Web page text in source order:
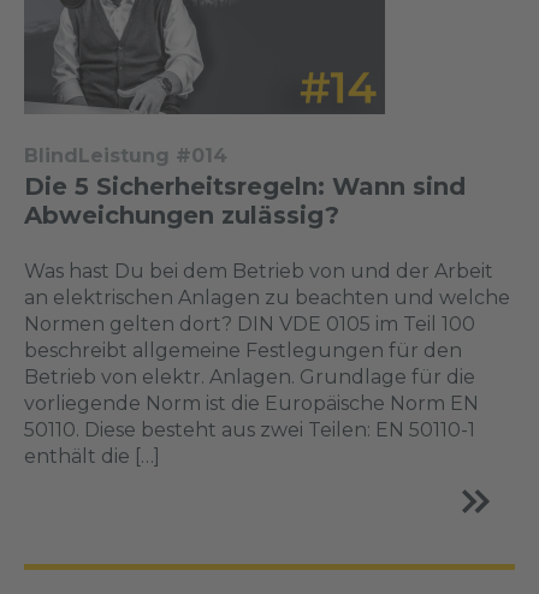
BlindLeistung #014
Die 5 Sicherheitsregeln: Wann sind
Abweichungen zulässig?
Was hast Du bei dem Betrieb von und der Arbeit
an elektrischen Anlagen zu beachten und welche
Normen gelten dort? DIN VDE 0105 im Teil 100
beschreibt allgemeine Festlegungen für den
Betrieb von elektr. Anlagen. Grundlage für die
vorliegende Norm ist die Europäische Norm EN
50110. Diese besteht aus zwei Teilen: EN 50110-1
enthält die […]